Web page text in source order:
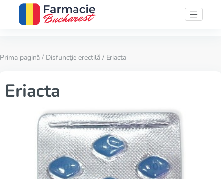
Prima pagină / Disfuncţie erectilă / Eriacta
Eriacta